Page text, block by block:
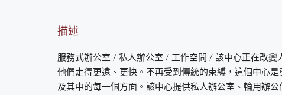
描述
服務式辦公室 / 私人辦公室 / 工作空間 / 該中心正在改
他們走得更遠、更快。不再受到傳統的束縛，這個中心
及其中的每一個方面。該中心提供私人辦公室、輪用辦